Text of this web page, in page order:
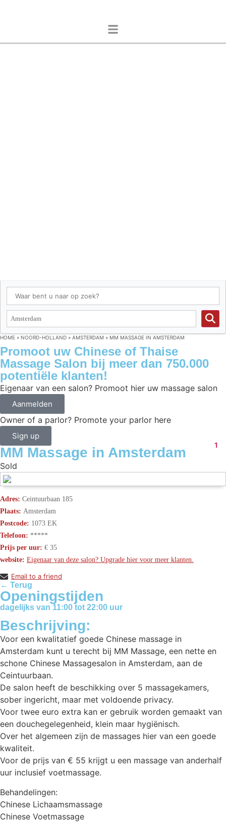
HOME » NOORD-HOLLAND » AMSTERDAM » MM MASSAGE IN AMSTERDAM
Promoot uw Chinese of Thaise
Massage Salon bij meer dan 750.000
potentiële klanten!
Eigenaar van een salon? Promoot hier uw massage salon
Aanmelden
Owner of a parlor? Promote your parlor here
Sign up
MM Massage in Amsterdam 1
Sold
Adres: Ceintuurbaan 185
Plaats: Amsterdam
Postcode: 1073 EK
Telefoon: *****
Prijs per uur: € 35
website: Eigenaar van deze salon? Upgrade hier voor meer klanten.
Email to a friend
← Terug
Openingstijden
dagelijks van 11:00 tot 22:00 uur
Beschrijving:
Voor een kwalitatief goede Chinese massage in
Amsterdam kunt u terecht bij MM Massage, een nette en
schone Chinese Massagesalon in Amsterdam, aan de
Ceintuurbaan.
De salon heeft de beschikking over 5 massagekamers,
sober ingericht, maar met voldoende privacy.
Voor twee euro extra kan er gebruik worden gemaakt van
een douchegelegenheid, klein maar hygiënisch.
Over het algemeen zijn de massages hier van een goede
kwaliteit.
Voor de prijs van € 55 krijgt u een massage van anderhalf
uur inclusief voetmassage.
Behandelingen:
Chinese Lichaamsmassage
Chinese Voetmassage